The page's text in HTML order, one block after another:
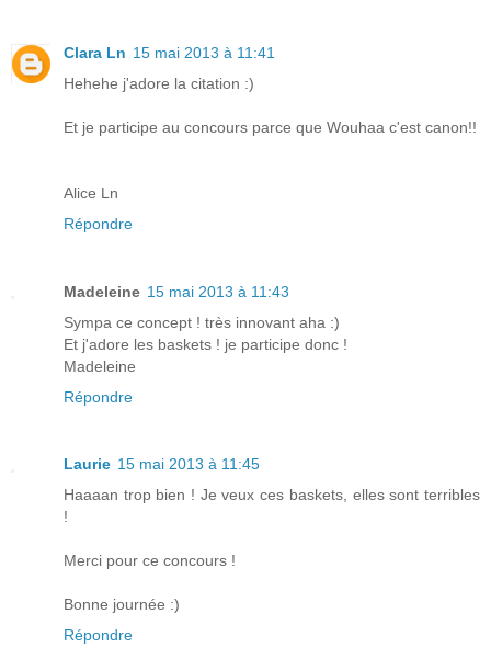
Clara Ln 15 mai 2013 à 11:41
Hehehe j'adore la citation :)
Et je participe au concours parce que Wouhaa c'est canon!!
Alice Ln
Répondre
Madeleine 15 mai 2013 à 11:43
Sympa ce concept ! très innovant aha :)
Et j'adore les baskets ! je participe donc !
Madeleine
Répondre
Laurie 15 mai 2013 à 11:45
Haaaan trop bien ! Je veux ces baskets, elles sont terribles
!
Merci pour ce concours !
Bonne journée :)
Répondre